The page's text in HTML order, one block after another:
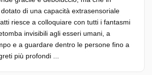
di una capacità extrasensoriale
riesce a colloquiare con tutti i fantasmi
invisibili agli esseri umani, a
e a guardare dentro le persone fino a
più profondi ...